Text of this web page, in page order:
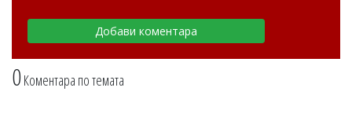
0Коментара по темата